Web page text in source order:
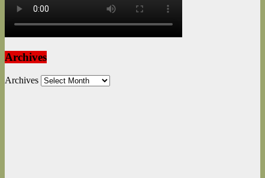
Archives
Archives